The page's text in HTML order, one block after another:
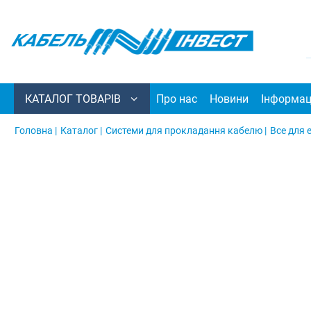
КАТАЛОГ ТОВАРІВ Про нас Новини
Головна | Каталог | Системи для прокладання кабелю | Все для